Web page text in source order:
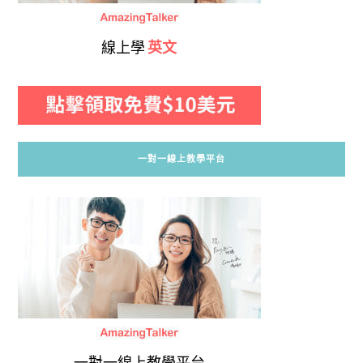
線上學 英文
一對一線上教學平台